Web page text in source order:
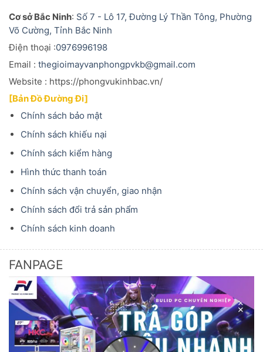
Cơ sở Bắc Ninh: Số 7 - Lô 17, Đường Lý Thần Tông, Phường
Võ Cường, Tỉnh Bắc Ninh
Điện thoại :0976996198
Email : thegioimayvanphongpvkb@gmail.com
Website : https://phongvukinhbac.vn/
[Bản Đồ Đường Đi]
Chính sách bảo mật
Chính sách khiếu nại
Chính sách kiểm hàng
Hình thức thanh toán
Chính sách vận chuyển, giao nhận
Chính sách đổi trả sản phẩm
Chính sách kinh doanh
FANPAGE